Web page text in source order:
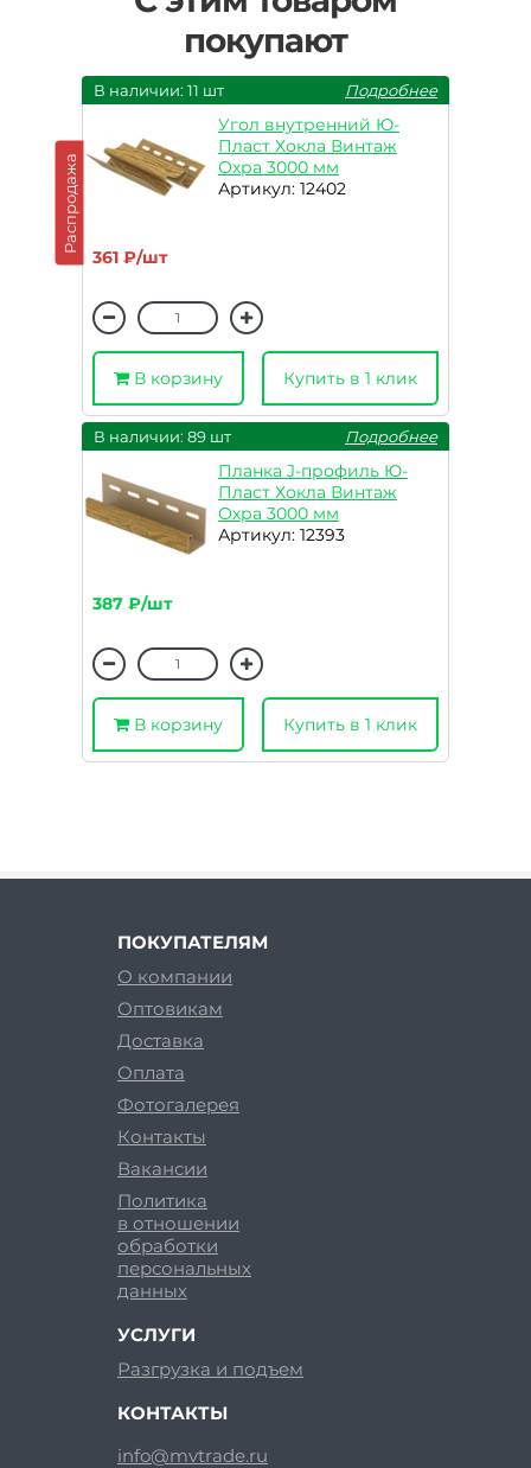
покупают
Распродажа
В наличии: 11 шт Подробнее
Угол внутренний Ю-
Пласт Хокла Винтаж
Охра 3000 мм
Артикул: 12402
361 ₽/шт
В корзину Купить в 1 клик
В наличии: 89 шт Подробнее
Планка J-профиль Ю-
Пласт Хокла Винтаж
Охра 3000 мм
Артикул: 12393
387 ₽/шт
В корзину Купить в 1 клик
ПОКУПАТЕЛЯМ
О компании
Оптовикам
Доставка
Оплата
Фотогалерея
Контакты
Вакансии
Политика
в отношении
обработки
персональных
данных
УСЛУГИ
Разгрузка и подъем
КОНТАКТЫ
info@mvtrade.ru